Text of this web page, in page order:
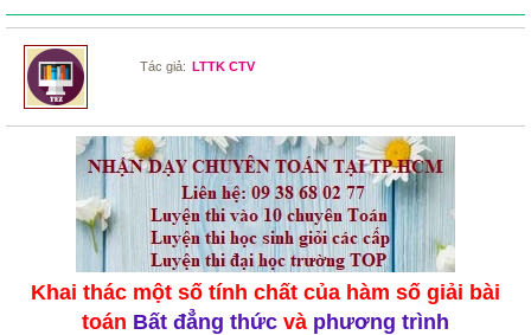
Tác giả: LTTK CTV
Khai thác một số tính chất của hàm số giải bài
toán Bất đẳng thức và phương trình